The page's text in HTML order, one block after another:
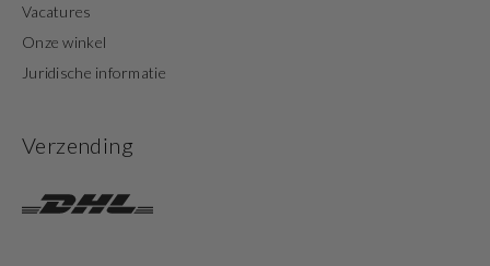
Vacatures
Onze winkel
Juridische informatie
Verzending